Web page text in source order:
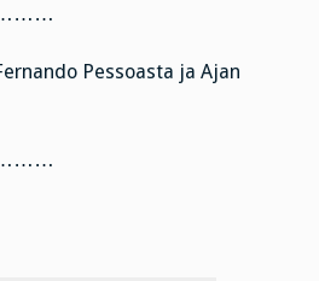
Pessoasta ja Ajan